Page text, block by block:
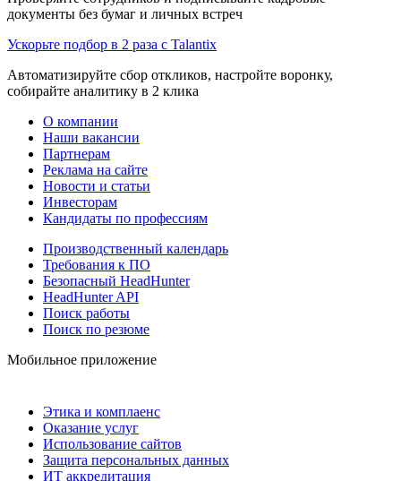
документы без бумаг и личных встреч
Ускорьте подбор в 2 раза с Talantix
Автоматизируйте сбор откликов, настройте воронку,
собирайте аналитику в 2 клика
О компании
Наши вакансии
Партнерам
Реклама на сайте
Новости и статьи
Инвесторам
Кандидаты по профессиям
Производственный календарь
Требования к ПО
Безопасный HeadHunter
HeadHunter API
Поиск работы
Поиск по резюме
Мобильное приложение
Этика и комплаенс
Оказание услуг
Использование сайтов
Защита персональных данных
ИТ аккредитация